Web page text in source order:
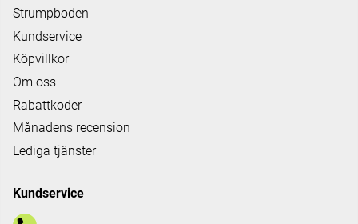
Strumpboden
Kundservice
Köpvillkor
Om oss
Rabattkoder
Månadens recension
Lediga tjänster
Kundservice